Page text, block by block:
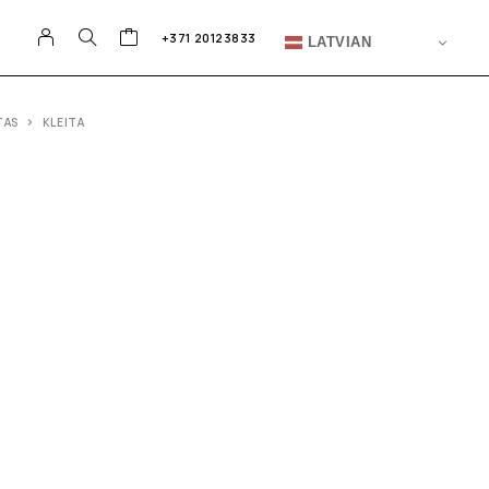
+371 20123833 LATVIAN
KLEITA